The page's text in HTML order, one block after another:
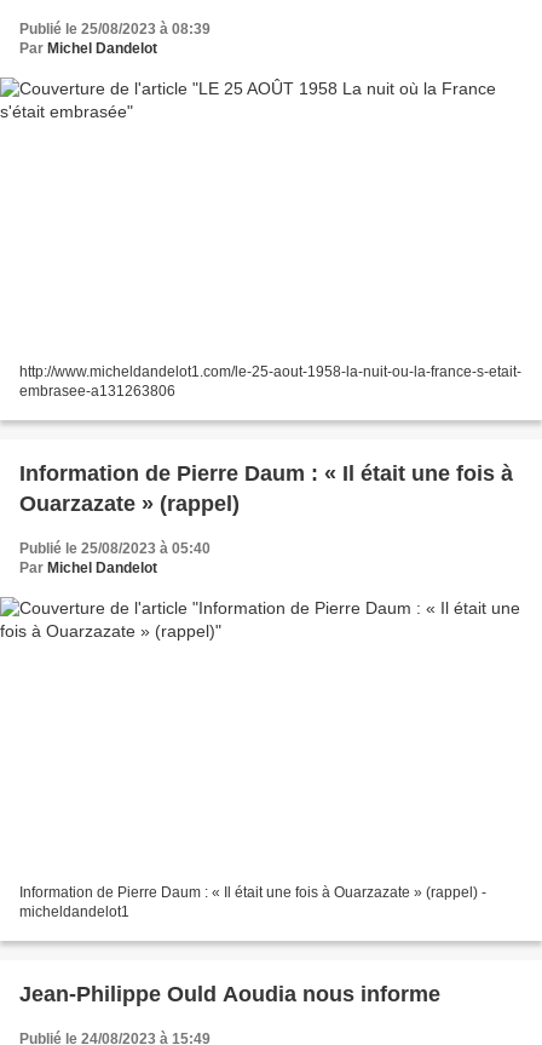
Publié le 25/08/2023 à 08:39
Par Michel Dandelot
http://www.micheldandelot1.com/le-25-aout-1958-la-nuit-ou-la-france-s-etait-
embrasee-a131263806
Information de Pierre Daum : « Il était une fois à
Ouarzazate » (rappel)
Publié le 25/08/2023 à 05:40
Par Michel Dandelot
Information de Pierre Daum : « Il était une fois à Ouarzazate » (rappel) -
micheldandelot1
Jean-Philippe Ould Aoudia nous informe
Publié le 24/08/2023 à 15:49